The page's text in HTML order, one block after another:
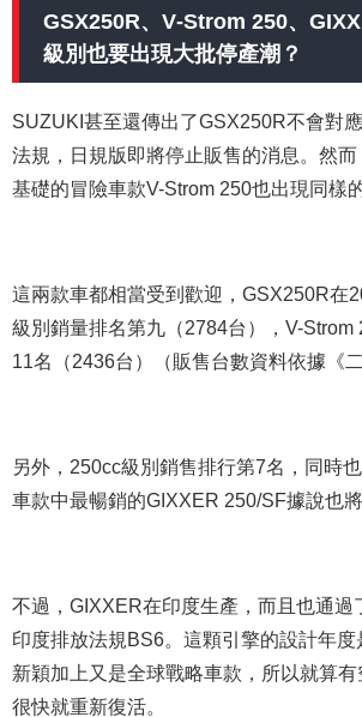
GSX250R、V‐Strom 250、
級別也要出現大批停產潮？
SUZUKI甚至還傳出了GSX250R不會對
法規，日規版即將停止販售的消息。然
基礎的冒險車款V-Strom 250也出現同樣
這兩款車都相當受到歡迎，GSX250R在
級別銷量排名第九（2784台），V-Strom
11名（2436台）（販售台數資料依據《
另外，250cc級別銷售排行第7名，同時
車款中最暢銷的GIXXER 250/SF據說也將
不過，GIXXER在印度生產，而且也通過
印度排放法規BS6。這顆引擎的設計年
新穎加上又是全球戰略車款，所以就算
很快就重新復活。